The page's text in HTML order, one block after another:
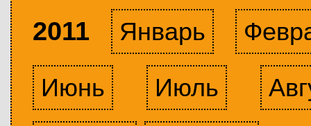
2011 Январь
Июнь
Июль